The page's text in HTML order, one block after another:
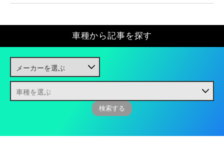
車種から記事を探す